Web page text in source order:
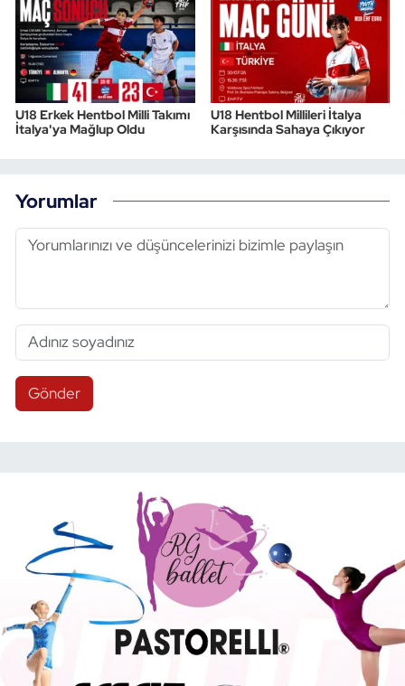
U18 Erkek Hentbol Milli Takımı
İtalya'ya Mağlup Oldu
U18 Hentbol Millileri İtalya
Karşısında Sahaya Çıkıyor
Yorumlar
Gönder